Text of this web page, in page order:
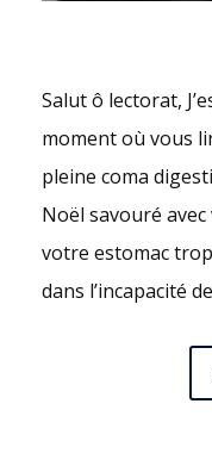
Salut ô lectorat,
moment où vous
pleine coma
Noël savouré
votre estomac
dans l’incapacité